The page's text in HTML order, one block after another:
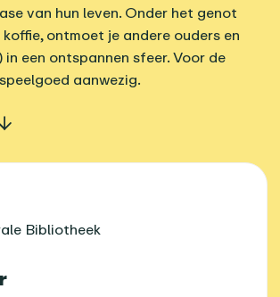
van hun leven. Onder het genot
ontmoet je andere ouders en
in een ontspannen sfeer. Voor de
aanwezig.
informatie
Bibliotheek